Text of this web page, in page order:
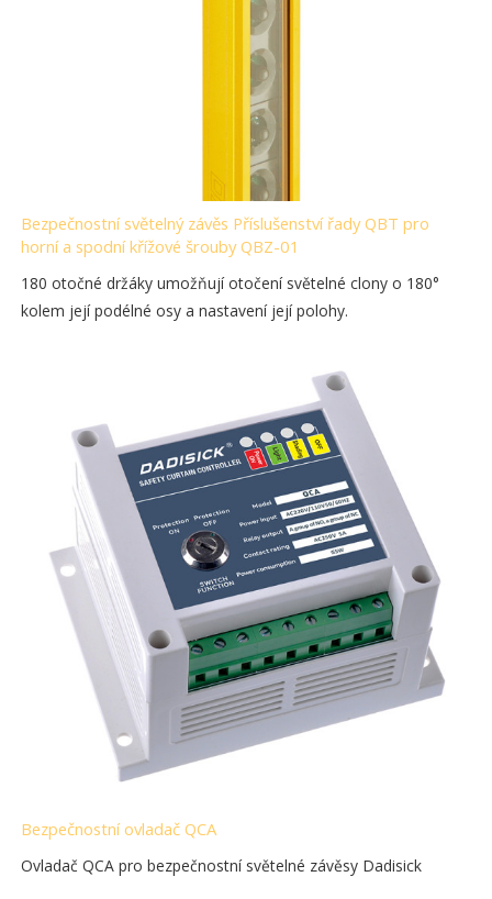
Bezpečnostní světelný závěs Příslušenství řady QBT pro
horní a spodní křížové šrouby QBZ-01
180 otočné držáky umožňují otočení světelné clony o 180°
kolem její podélné osy a nastavení její polohy.
Bezpečnostní ovladač QCA
Ovladač QCA pro bezpečnostní světelné závěsy Dadisick